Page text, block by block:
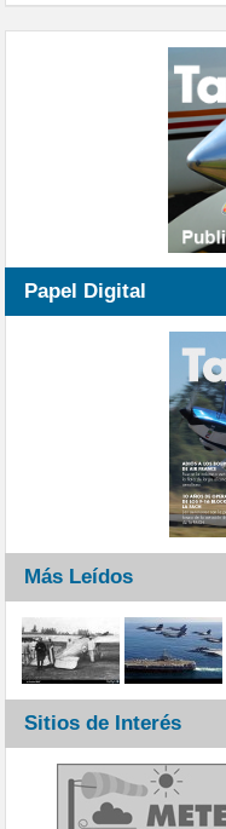
Papel Digital
Más Leídos
Sitios de Interés